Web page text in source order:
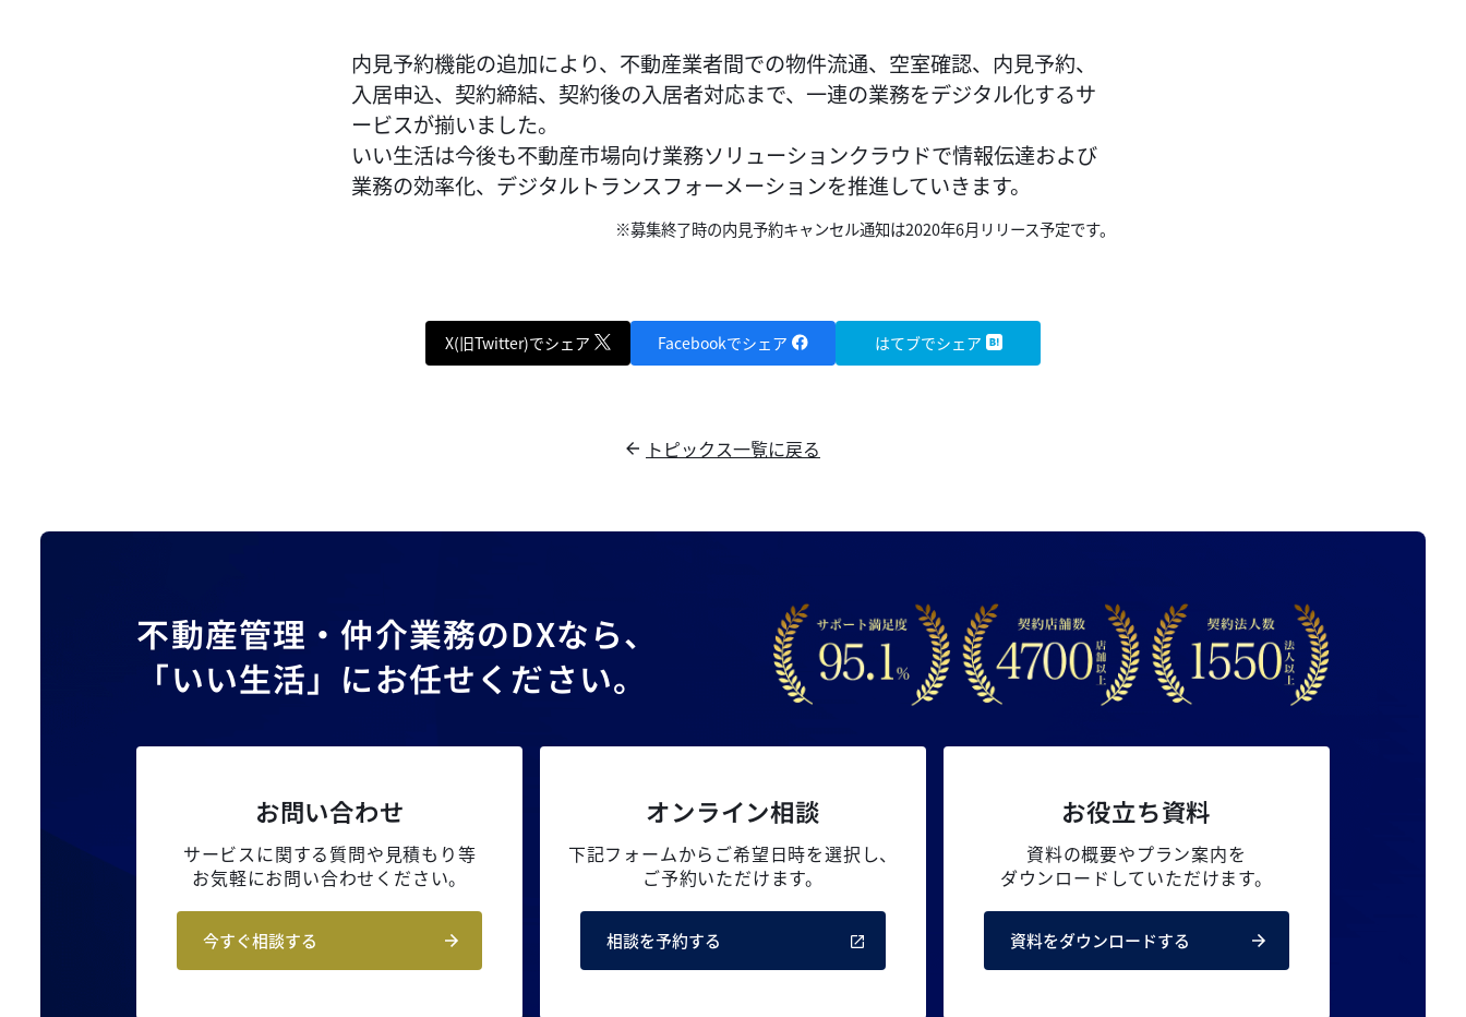
内見予約機能の追加により、不動産業者間での物件流通、空室確認、内見予約、
入居申込、契約締結、契約後の入居者対応まで、一連の業務をデジタル化するサ
ービスが揃いました。
いい生活は今後も不動産市場向け業務ソリューションクラウドで情報伝達および
業務の効率化、デジタルトランスフォーメーションを推進していきます。
※募集終了時の内見予約キャンセル通知は2020年6月リリース予定です。
X(旧Twitter)でシェア Facebookでシェア はてブでシェア
トピックス一覧に戻る
不動産管理・仲介業務のDXなら、
「いい生活」にお任せください。
お問い合わせ
サービスに関する質問や見積もり等
お気軽にお問い合わせください。
今すぐ相談する
オンライン相談
下記フォームからご希望日時を選択し、
ご予約いただけます。
相談を予約する
お役立ち資料
資料の概要やプラン案内を
ダウンロードしていただけます。
資料をダウンロードする